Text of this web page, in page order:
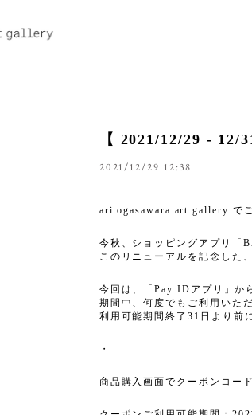
【 2021/12/29 - 12/
2021/12/29 12:38
ari ogasawara art gallery で
今秋、ショッピングアプリ「
このリニューアルを記念した
今回は、「Pay IDアプリ」か
期間中、何度でもご利用いた
利用可能期間終了31日より前
・
商品購入画面でクーポンコ